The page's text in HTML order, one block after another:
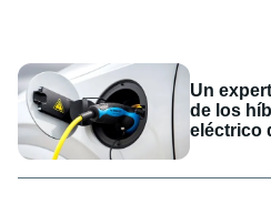
Un
de los
eléctrico